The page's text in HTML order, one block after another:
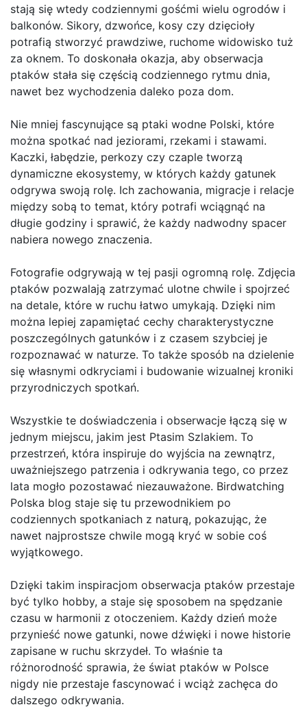
stają się wtedy codziennymi gośćmi wielu ogrodów i
balkonów. Sikory, dzwońce, kosy czy dzięcioły
potrafią stworzyć prawdziwe, ruchome widowisko tuż
za oknem. To doskonała okazja, aby obserwacja
ptaków stała się częścią codziennego rytmu dnia,
nawet bez wychodzenia daleko poza dom.
Nie mniej fascynujące są ptaki wodne Polski, które
można spotkać nad jeziorami, rzekami i stawami.
Kaczki, łabędzie, perkozy czy czaple tworzą
dynamiczne ekosystemy, w których każdy gatunek
odgrywa swoją rolę. Ich zachowania, migracje i relacje
między sobą to temat, który potrafi wciągnąć na
długie godziny i sprawić, że każdy nadwodny spacer
nabiera nowego znaczenia.
Fotografie odgrywają w tej pasji ogromną rolę. Zdjęcia
ptaków pozwalają zatrzymać ulotne chwile i spojrzeć
na detale, które w ruchu łatwo umykają. Dzięki nim
można lepiej zapamiętać cechy charakterystyczne
poszczególnych gatunków i z czasem szybciej je
rozpoznawać w naturze. To także sposób na dzielenie
się własnymi odkryciami i budowanie wizualnej kroniki
przyrodniczych spotkań.
Wszystkie te doświadczenia i obserwacje łączą się w
jednym miejscu, jakim jest Ptasim Szlakiem. To
przestrzeń, która inspiruje do wyjścia na zewnątrz,
uważniejszego patrzenia i odkrywania tego, co przez
lata mogło pozostawać niezauważone. Birdwatching
Polska blog staje się tu przewodnikiem po
codziennych spotkaniach z naturą, pokazując, że
nawet najprostsze chwile mogą kryć w sobie coś
wyjątkowego.
Dzięki takim inspiracjom obserwacja ptaków przestaje
być tylko hobby, a staje się sposobem na spędzanie
czasu w harmonii z otoczeniem. Każdy dzień może
przynieść nowe gatunki, nowe dźwięki i nowe historie
zapisane w ruchu skrzydeł. To właśnie ta
różnorodność sprawia, że świat ptaków w Polsce
nigdy nie przestaje fascynować i wciąż zachęca do
dalszego odkrywania.